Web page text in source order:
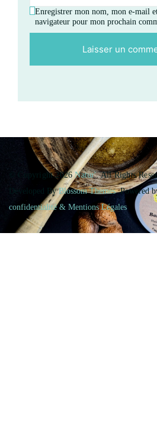
Enregistrer mon nom, mon e-mail
navigateur pour mon prochain
© Copyright 2026Natur'. All Rights
Developed ByBlossom Themes. Powered
confidentialité & Mentions Légales